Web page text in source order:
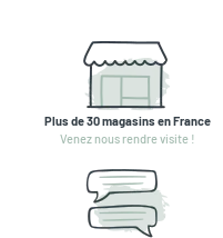
Plus de 30 magasins en France
Venez nous rendre visite !